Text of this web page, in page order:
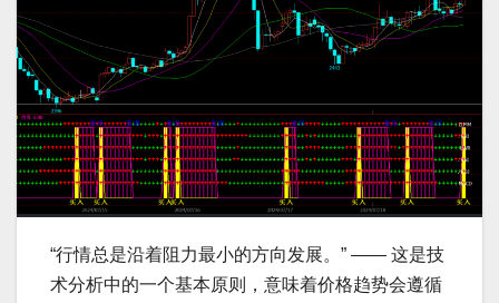
“行情总是沿着阻力最小的方向发展。” —— 这是技
术分析中的一个基本原则，意味着价格趋势会遵循